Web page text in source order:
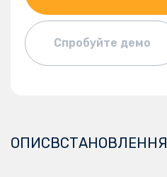
Спробуйте демо
ОПИСВСТАНОВЛЕННЯ